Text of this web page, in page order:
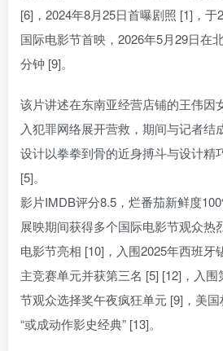
[6]，2024年8月25日首曝剧照 [1]，
国际电影节首映，2026年5月29日在
分钟 [9]。
该片讲述在东南亚经营店铺的王伟因
入犯罪网络展开营救，期间与记者结
设计以拳拳到骨的近身搏斗与设计精
[5]。
影片IMDB评分8.5，烂番茄新鲜度
展映期间获得多个国际电影节观众热
电影节亮相 [10]，入围2025年西班牙
主竞赛单元并获第三名 [5] [12]，入
节观众选择奖午夜疯狂单元 [9]，美
“或成动作影史经典” [13]。